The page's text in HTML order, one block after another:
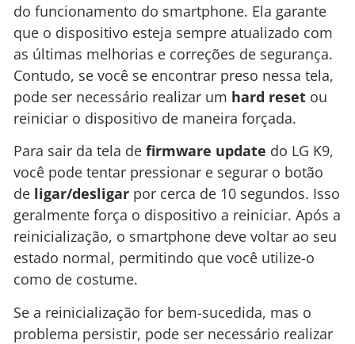
do funcionamento do smartphone. Ela garante
que o dispositivo esteja sempre atualizado com
as últimas melhorias e correções de segurança.
Contudo, se você se encontrar preso nessa tela,
pode ser necessário realizar um hard reset ou
reiniciar o dispositivo de maneira forçada.
Para sair da tela de firmware update do LG K9,
você pode tentar pressionar e segurar o botão
de ligar/desligar por cerca de 10 segundos. Isso
geralmente força o dispositivo a reiniciar. Após a
reinicialização, o smartphone deve voltar ao seu
estado normal, permitindo que você utilize-o
como de costume.
Se a reinicialização for bem-sucedida, mas o
problema persistir, pode ser necessário realizar